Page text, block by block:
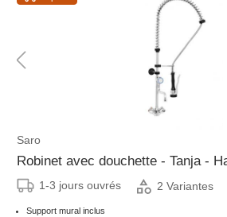
Saro
Robinet avec douchette - Tanja -
1-3 jours ouvrés 2 Variantes
Support mural inclus